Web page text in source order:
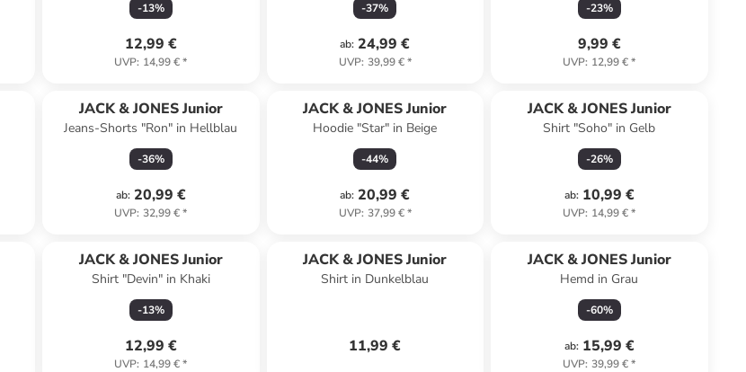
-13%
12,99 €
UVP: 14,99 €*
-37%
ab: 24,99 €
UVP: 39,99 €*
-23%
9,99 €
UVP: 12,99 €*
JACK & JONES Junior
Jeans-Shorts "Ron" in Hellblau
-36%
ab: 20,99 €
UVP: 32,99 €*
JACK & JONES Junior
Hoodie "Star" in Beige
-44%
ab: 20,99 €
UVP: 37,99 €*
JACK & JONES Junior
Shirt "Soho" in Gelb
-26%
ab: 10,99 €
UVP: 14,99 €*
JACK & JONES Junior
Shirt "Devin" in Khaki
-13%
12,99 €
UVP: 14,99 €*
JACK & JONES Junior
Shirt in Dunkelblau
11,99 €
JACK & JONES Junior
Hemd in Grau
-60%
ab: 15,99 €
UVP: 39,99 €*